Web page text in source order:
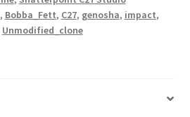
, Bobba_Fett, C27, genosha, impact,
Unmodified_clone